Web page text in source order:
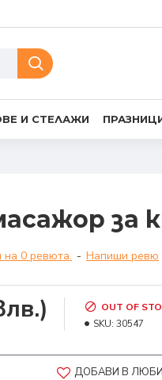
И СТЕЛАЖИ
за
на 0 ревюта. - Напиши ревю
OUT OF
SKU: 30547
ДОБАВИ В